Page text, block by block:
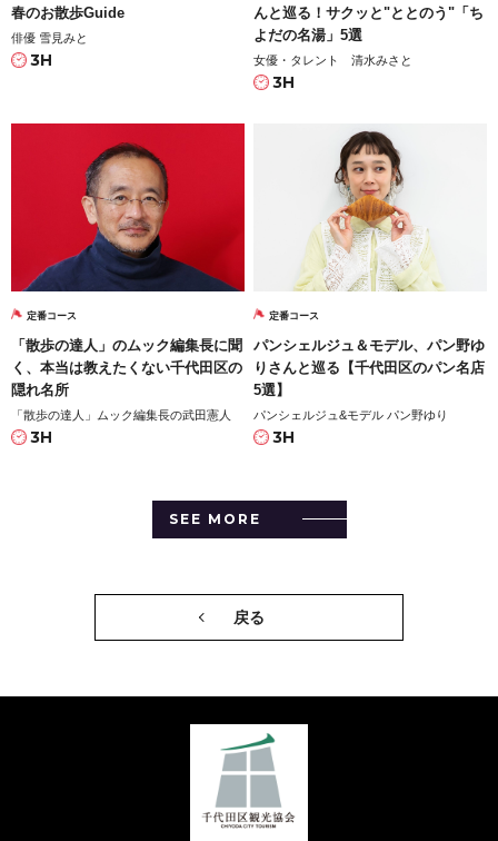
春のお散歩Guide
俳優 雪見みと
3H
んと巡る！サクッと"ととのう"「ち
よだの名湯」5選
女優・タレント 清水みさと
3H
定番コース
「散歩の達人」のムック編集長に聞
く、本当は教えたくない千代田区の
隠れ名所
「散歩の達人」ムック編集長の武田憲人
3H
定番コース
パンシェルジュ＆モデル、パン野ゆ
りさんと巡る【千代田区のパン名店
5選】
パンシェルジュ&モデル パン野ゆり
3H
SEE MORE
戻る